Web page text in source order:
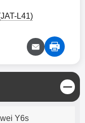
USB: DC5V/3.0A
9V/2.22A (PD20W)
Total Effekt:
Johdon pituus: 1 metri
L41)
S
u
l
Y6s